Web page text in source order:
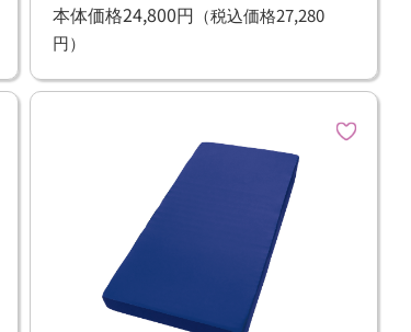
本体価格24,800円 （税込価格27,280
円）